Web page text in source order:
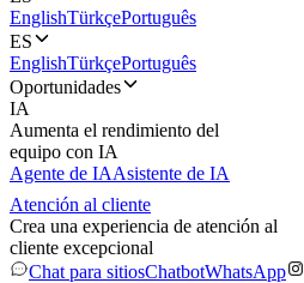
EnglishTürkçePortuguês
ES
EnglishTürkçePortuguês
Oportunidades
IA
Aumenta el rendimiento del
equipo con IA
Agente de IAAsistente de IA
Atención al cliente
Crea una experiencia de atención al
cliente excepcional
Chat para sitiosChatbotWhatsApp